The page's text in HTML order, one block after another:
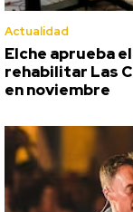
Actualidad
Elche aprueba
rehabilitar Las
en noviembre